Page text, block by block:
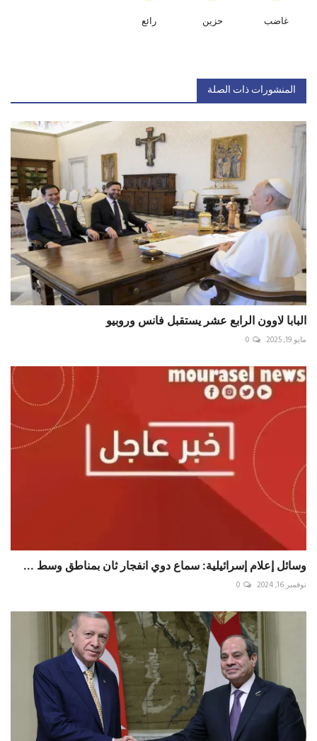
غاضب حزين رائع
المنشورات ذات الصلة
البابا لاوون الرابع عشر يستقبل فانس وروبيو
مايو 19, 2025 0
وسائل إعلام ‎إسرائيلية: سماع دوي انفجار ثان بمناطق وسط ...
نوفمبر 16, 2024 0